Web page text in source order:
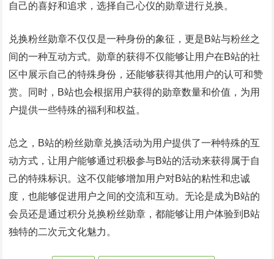
自己的喜好和追求，选择自己心仪的勋章进行兑换。
兑换粉丝勋章不仅仅是一种身份的象征，更是B站与粉丝之
间的一种互动方式。勋章的获得不仅能够让用户在B站的社
区中展示自己的特殊身份，还能够获得其他用户的认可和赞
赏。同时，B站也会根据用户获得的勋章数量和价值，为用
户提供一些特殊的福利和权益。
总之，B站的粉丝勋章兑换活动为用户提供了一种特殊的互
动方式，让用户能够通过积极参与B站的活动来获得属于自
己的特殊标识。这不仅能够增加用户对B站的粘性和忠诚
度，也能够促进用户之间的交流和互动。无论是成为B站的
会员还是通过积分兑换粉丝勋章，都能够让用户体验到B站
独特的二次元文化魅力。